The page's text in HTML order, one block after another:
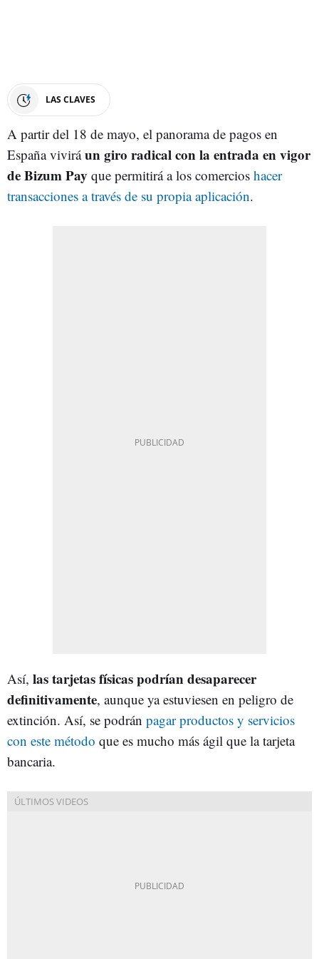
LAS CLAVES
A partir del 18 de mayo, el panorama de pagos en
España viviráun giro radical con la entrada en vigor
de Bizum Pay que permitirá a los comercios hacer
transacciones a través de su propia aplicación.
Así, las tarjetas físicas podrían desaparecer
definitivamente, aunque ya estuviesen en peligro de
extinción. Así, se podrán pagar productos y servicios
con este método que es mucho más ágil que la tarjeta
bancaria.